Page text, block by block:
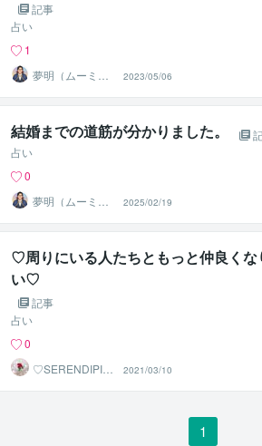
記事
占い
1
夢明（ムーミ
ン）＠人生を笑
顔にする占い師
2023/05/06
結婚までの道筋が分かりました。
占い
0
夢明（ムーミ
ン）＠人生を笑
顔にする占い師
2025/02/19
♡周りにいる人たちともっと仲良くな
い♡
記事
占い
0
♡SERENDIPITY
♡
2021/03/10
1